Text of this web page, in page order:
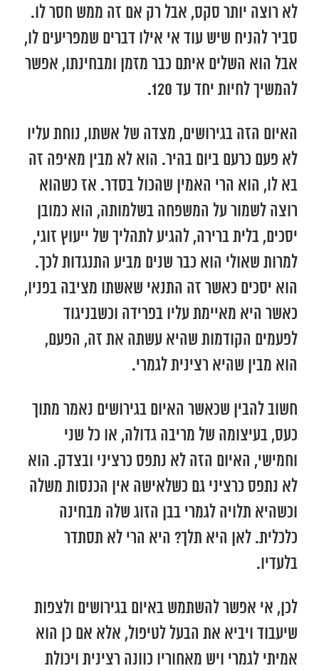
לא רוצה יותר סקס, אבל רק אם זה ממש חסר לו.
סביר להניח שיש עוד אי אילו דברים שמפריעים לו,
אבל הוא השלים איתם כבר מזמן ומבחינתו, אפשר
להמשיך לחיות יחד עד 120.
האיום הזה בגירושים, מצדה של אשתו, נוחת עליו
לא פעם כרעם ביום בהיר. הוא לא מבין מאיפה זה
בא לו, הוא הרי האמין שהכול בסדר. אז כשהוא
רוצה לשמור על המשפחה בשלמותה, הוא כמובן
יסכים, בלית ברירה, להגיע לתהליך של ייעוץ זוגי,
למרות שאולי הוא כבר שנים מביע התנגדות לכך.
הוא יסכים כאשר זה התנאי שאשתו מציבה בפניו,
כאשר היא מאיימת עליו בפרידה וכשבניגוד
לפעמים הקודמות שהיא עשתה את זה, הפעם,
הוא מבין שהיא רצינית לגמרי.
חשוב להבין שכאשר האיום בגירושים נאמר מתוך
כעס, בעיצומה של מריבה גדולה, או כל שני
וחמישי, האיום הזה לא נתפס כרציני ובצדק. הוא
לא נתפס כרציני גם כשלאישה אין הכנסות משלה
וכשהיא תלויה לגמרי בבן הזוג שלה מבחינה
כלכלית. לאן היא תלך? היא הרי לא תסתדר
בלעדיו.
לכן, אי אפשר להשתמש באיום בגירושים ולצפות
שיעבוד ויביא את הבעל לטיפול, אלא אם כן הוא
אמיתי לגמרי ויש מאחוריו כוונה רצינית ויכולת